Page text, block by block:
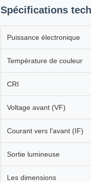
Spécifications
Puissance électronique
Température de couleur
CRI
Voltage avant (VF)
Courant vers l'avant (IF)
Sortie lumineuse
Les dimensions